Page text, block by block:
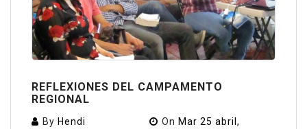
REFLEXIONES DEL CAMPAMENTO
REGIONAL
By Hendi
On Mar 25 abril,